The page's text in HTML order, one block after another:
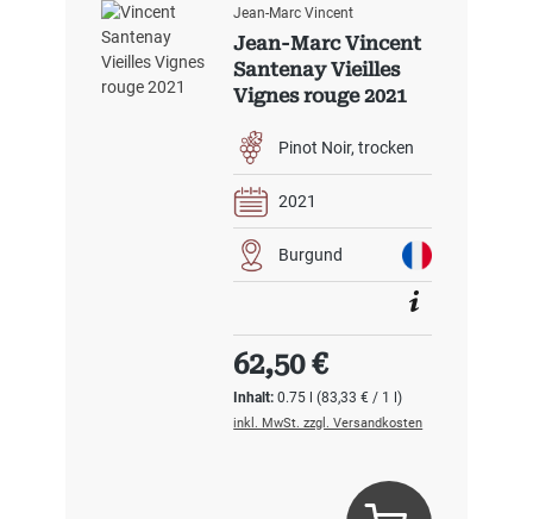
Jean-Marc Vincent
Jean-Marc Vincent
Santenay Vieilles
Vignes rouge 2021
Pinot Noir trocken
2021
Burgund
Inhalt:0.75 l(83,33 € / 1 l)
Regulärer Preis:
62,50 €
inkl. MwSt. zzgl. Versandkosten